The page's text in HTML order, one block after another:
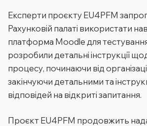
Експерти проєкту EU4PFM
Рахунковій палаті використати
платформа Moodle для
розробили детальні інструкції
процесу, починаючи від
закінчуючи детальними та
відповідей на відкриті запитання.
Проєкт EU4PFM продовжить